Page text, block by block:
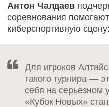
Антон Чалдаев
соревнования
киберспортивную сцену:
Для игроков
такого турнира —
себя на серьезном
«Кубок Новых»